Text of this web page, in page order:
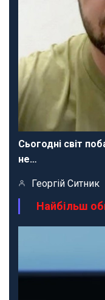
Сьогодні світ
не…
Георгій Ситник
Найбільш